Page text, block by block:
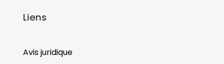
Liens
Avis juridique